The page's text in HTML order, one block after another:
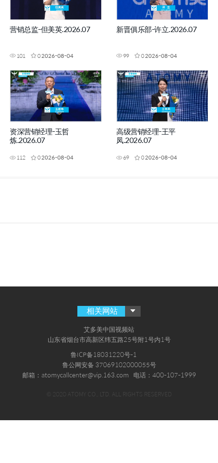
营销总监-但美英.2026.07
101 02026-08-04
新晋俱乐部-许立.2026.07
99 02026-08-04
资深营销经理-玉哲
炼.2026.07
112 02026-08-04
高级营销经理-王平
凤.2026.07
69 02026-08-04
相关网站
艾多美中国视频站
山东省烟台市高新区纬五路25号附1号内1号
鲁ICP备18031220号-1
鲁公网安备 37069102000055号
邮箱：atomycallcenter@vip.163.com 电话：400-107-1999
© 2020 ATOMY CO., LTD. ALL RIGHTS RESERVED